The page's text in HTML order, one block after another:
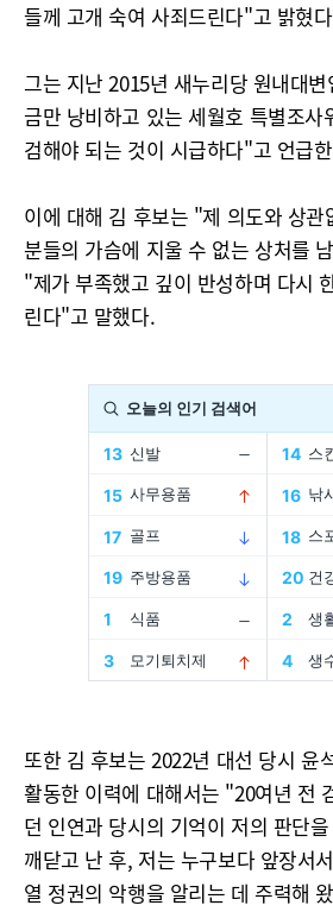
들께 고개 숙여 사죄드린다"고 밝혔
그는 지난 2015년 새누리당 원내대
금만 낭비하고 있는 세월호 특별조사
검해야 되는 것이 시급하다"고 언급
이에 대해 김 후보는 "제 의도와 상관
분들의 가슴에 지울 수 없는 상처를
"제가 부족했고 깊이 반성하며 다시
린다"고 말했다.
또한 김 후보는 2022년 대선 당시 윤
활동한 이력에 대해서는 "20여년 전
던 인연과 당시의 기억이 저의 판단
깨닫고 난 후, 저는 누구보다 앞장서
열 정권의 악행을 알리는 데 주력해